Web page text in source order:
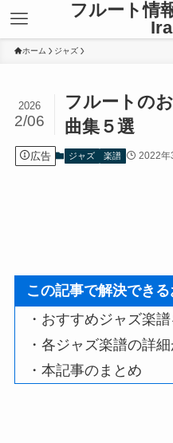
フルート情
ホーム ジャズ
フルートの
曲集５選
2026
2/06
広告 ジャズ 楽譜 2022年
この記事で解決でき
・おすすめジャズ楽
・各ジャズ楽譜の詳
・本記事のまとめ